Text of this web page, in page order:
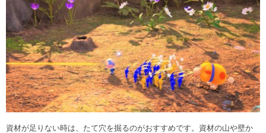
資材が足りない時は、たて穴を掘るのがおすすめです。資材の山や壁か